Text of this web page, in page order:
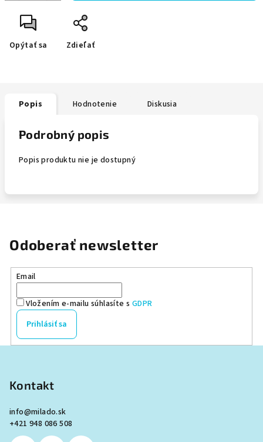
Opýtať sa Zdieľať
Popis Hodnotenie Diskusia
Podrobný popis
Popis produktu nie je dostupný
Odoberať newsletter
Email
Vložením e-mailu súhlasíte s GDPR
Prihlásiť sa
Kontakt
info@milado.sk
+421 948 086 508